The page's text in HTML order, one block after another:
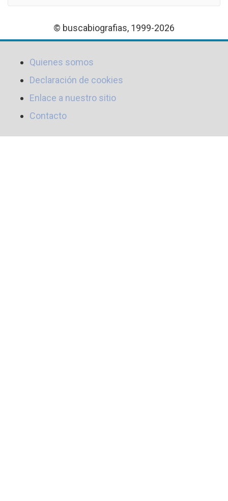
© buscabiografias, 1999-2026
Quienes somos
Declaración de cookies
Enlace a nuestro sitio
Contacto